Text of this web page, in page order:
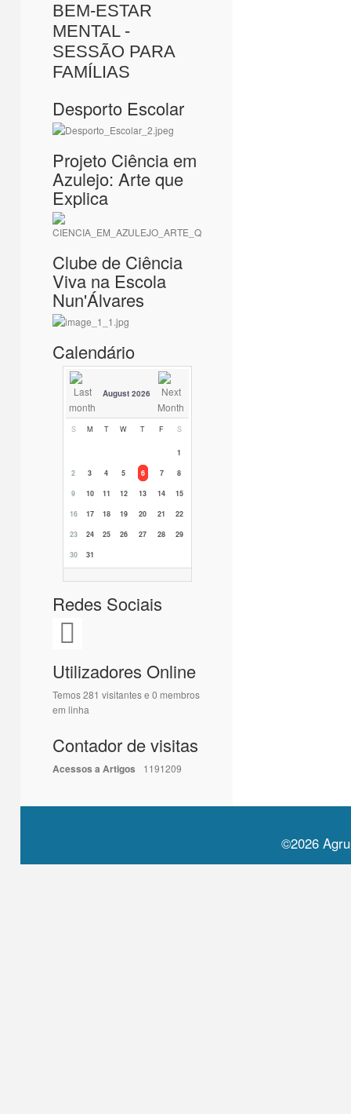
BEM-ESTAR
MENTAL -
SESSÃO PARA
FAMÍLIAS
Desporto Escolar
Projeto Ciência em
Azulejo: Arte que
Explica
Clube de Ciência
Viva na Escola
Nun'Álvares
Calendário
August 2026
S M T W T F S
1
2
3 4 5 6 7
8
9
10 11 12 13 14
15
16
17 18 19 20 21
22
23
24 25 26 27 28
29
30
31
Redes Sociais
Utilizadores Online
Temos 281 visitantes e 0 membros
em linha
Contador de visitas
Acessos a Artigos 1191209
©2026